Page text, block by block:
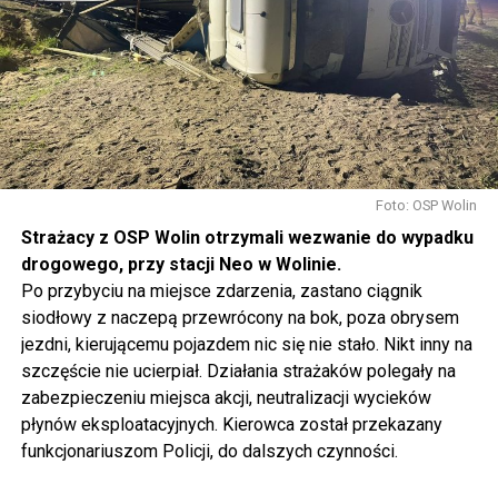
Foto: OSP Wolin
Strażacy z OSP Wolin otrzymali wezwanie do wypadku
drogowego, przy stacji Neo w Wolinie.
Po przybyciu na miejsce zdarzenia, zastano ciągnik
siodłowy z naczepą przewrócony na bok, poza obrysem
jezdni, kierującemu pojazdem nic się nie stało. Nikt inny na
szczęście nie ucierpiał. Działania strażaków polegały na
zabezpieczeniu miejsca akcji, neutralizacji wycieków
płynów eksploatacyjnych. Kierowca został przekazany
funkcjonariuszom Policji, do dalszych czynności.